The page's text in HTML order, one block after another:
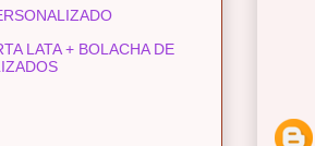
LATA + BOLACHA DE